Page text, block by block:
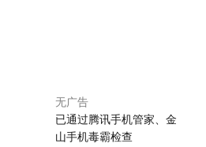
无广告
已通过腾讯手机管家、金
山手机毒霸检查